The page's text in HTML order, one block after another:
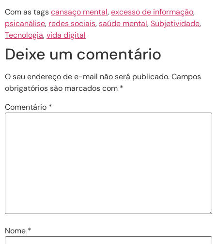
Com as tagscansaço mental,excesso de informação,
psicanálise, redes sociais,saúde mental,Subjetividade,
Tecnologia,vida digital
Deixe um comentário
O seu endereço de e-mail não será publicado.Campos
obrigatórios são marcados com *
Comentário *
Nome *